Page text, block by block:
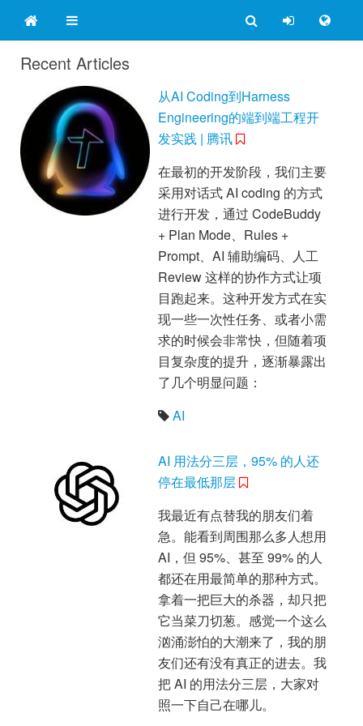
Recent Articles
从AI Coding到Harness
Engineering的端到端工程开
发实践 | 腾讯
在最初的开发阶段，我们主要
采用对话式 AI coding 的方式
进行开发，通过 CodeBuddy
+ Plan Mode、Rules +
Prompt、AI 辅助编码、人工
Review 这样的协作方式让项
目跑起来。这种开发方式在实
现一些一次性任务、或者小需
求的时候会非常快，但随着项
目复杂度的提升，逐渐暴露出
了几个明显问题：
AI
AI 用法分三层，95% 的人还
停在最低那层
我最近有点替我的朋友们着
急。能看到周围那么多人想用
AI，但 95%、甚至 99% 的人
都还在用最简单的那种方式。
拿着一把巨大的杀器，却只把
它当菜刀切葱。感觉一个这么
汹涌澎怕的大潮来了，我的朋
友们还有没有真正的进去。我
把 AI 的用法分三层，大家对
照一下自己在哪儿。